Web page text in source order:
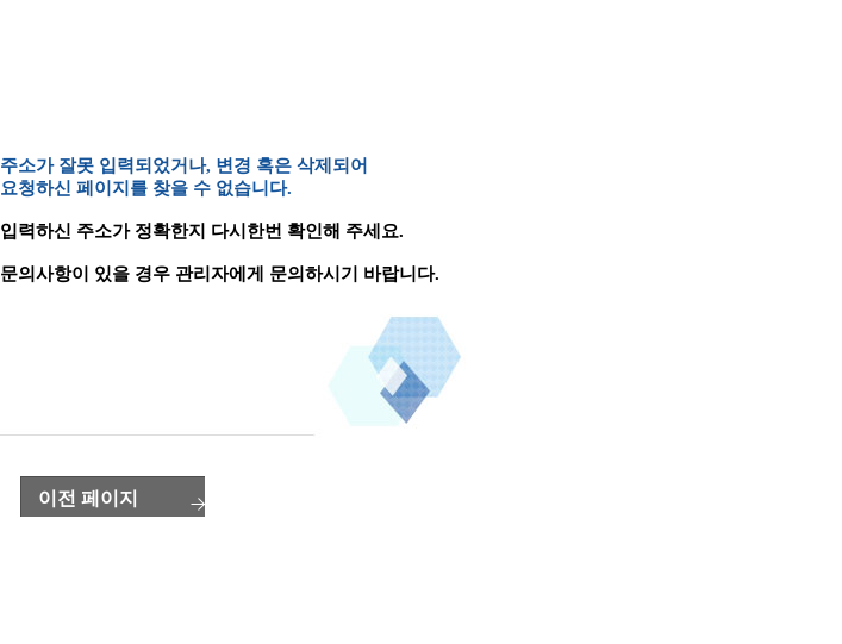
주소가 잘못 입력되었거나, 변경 혹은 삭제되어
요청하신 페이지를 찾을 수 없습니다.
입력하신 주소가 정확한지 다시한번 확인해 주세요.
문의사항이 있을 경우 관리자에게 문의하시기 바랍니다.
이전 페이지